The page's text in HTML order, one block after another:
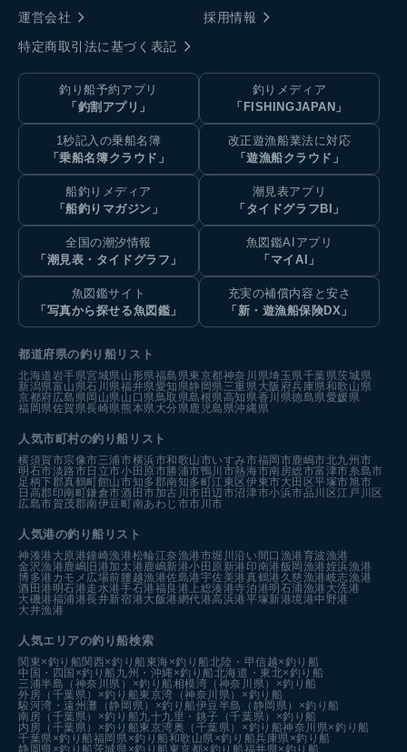
運営会社
採用情報
特定商取引法に基づく表記
釣り船予約アプリ
「釣割アプリ」
釣りメディア
「FISHINGJAPAN」
1秒記入の乗船名簿
「乗船名簿クラウド」
改正遊漁船業法に対応
「遊漁船クラウド」
船釣りメディア
「船釣りマガジン」
潮見表アプリ
「タイドグラフBI」
全国の潮汐情報
「潮見表・タイドグラフ」
魚図鑑AIアプリ
「マイAI」
魚図鑑サイト
「写真から探せる魚図鑑」
充実の補償内容と安さ
「新・遊漁船保険DX」
都道府県の釣り船リスト
北海道岩手県宮城県山形県福島県東京都神奈川県埼玉県千葉県茨城県
新潟県富山県石川県福井県愛知県静岡県三重県大阪府兵庫県和歌山県
京都府広島県岡山県山口県鳥取県島根県高知県香川県徳島県愛媛県
福岡県佐賀県長崎県熊本県大分県鹿児島県沖縄県
人気市町村の釣り船リスト
横須賀市宗像市三浦市横浜市和歌山市いすみ市福岡市鹿嶋市北九州市
明石市淡路市 日立市小田原市勝浦市鴨川市熱海市南房総市富津市糸島市
足柄下郡真鶴町館山市知多郡南知多町江東区伊東市大田区平塚市旭市
日高郡印南町鎌倉市酒田市加古川市 田辺市沼津市小浜市品川区江戸川区
広島市賀茂郡南伊豆町南あわじ市市川市
人気港の釣り船リスト
神湊港 大原港鐘崎漁港松輪江奈漁港市堀川沿い 間口漁港育波漁港
金沢漁港鹿嶋旧港加太港鹿嶋新港小田原新港 印南港飯岡漁港姪浜漁港
博多港カモメ広場前 腰越漁港佐島港宇佐美港真鶴港 久慈漁港岐志漁港
酒田港 明石港走水港手石港福良港 上総湊港寺泊港明石浦漁港 大洗港
大磯港福浦港長井新宿港大飯港網代港高浜港平塚新港境港中野港
大井漁港
人気エリアの釣り船検索
関東×釣り船関西×釣り船 東海×釣り船北陸・甲信越×釣り船
中国・四国×釣り船 九州・沖縄×釣り船北海道・東北×釣り船
三浦半島（神奈川県）×釣り船相模湾（神奈川県）×釣り船
外房（千葉県）×釣り船東京湾（神奈川県）×釣り船
駿河湾・遠州灘（静岡県）×釣り船伊豆半島（静岡県）×釣り船
南房（千葉県）×釣り船九十九里・銚子（千葉県）×釣り船
内房（千葉県）×釣り船東京湾奥（千葉県）×釣り船神奈川県×釣り船
千葉県×釣り船福岡県×釣り船和歌山県×釣り船兵庫県×釣り船